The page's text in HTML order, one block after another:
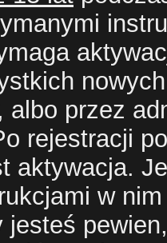
albo przez
rejestracji
aktywacja.
w